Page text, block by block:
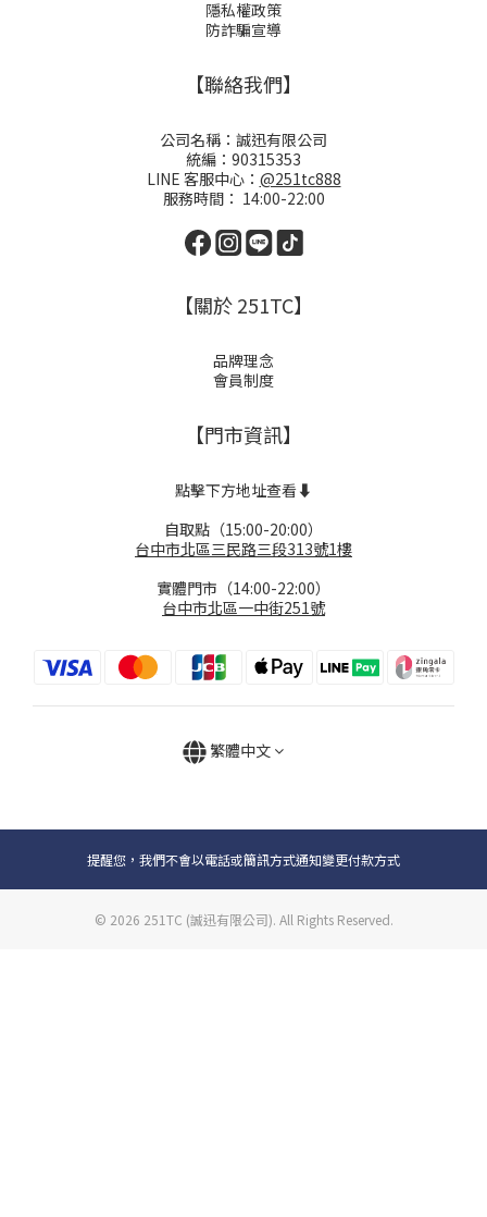
隱私權政策
防詐騙宣導
【聯絡我們】
公司名稱：誠迅有限公司
統編：90315353
LINE 客服中心： @251tc888
服務時間： 14:00-22:00
【關於 251TC】
品牌理念
會員制度
【門市資訊】
點擊下方地址查看⬇️
自取點（15:00-20:00）
台中市北區三民路三段313號1樓
實體門市（14:00-22:00）
台中市北區一中街251號
繁體中文
提醒您，我們不會以電話或簡訊方式通知變更付款方式
© 2026 251TC (誠迅有限公司). All Rights Reserved.